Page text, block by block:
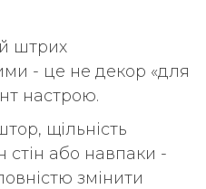
штрих
- це не декор «для
настрою.
щільність
стін або навпаки -
змінити